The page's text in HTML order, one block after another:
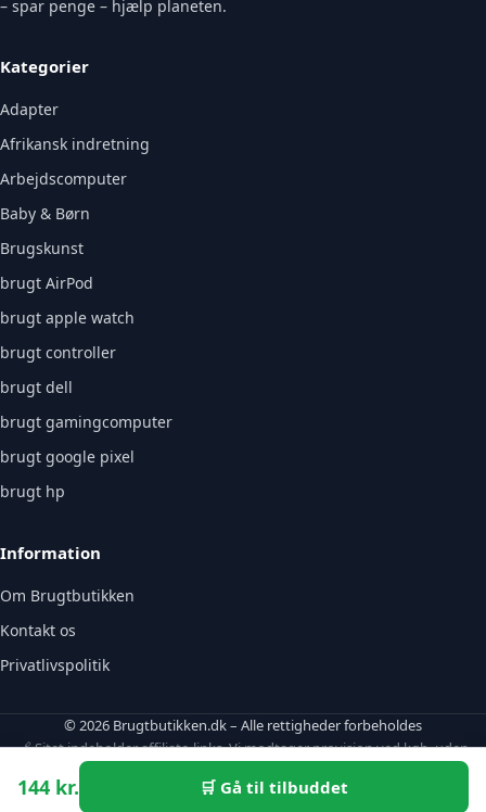
144 kr. 🛒 Gå til tilbuddet
– spar penge – hjælp planeten.
Kategorier
Adapter
Afrikansk indretning
Arbejdscomputer
Baby & Børn
Brugskunst
brugt AirPod
brugt apple watch
brugt controller
brugt dell
brugt gamingcomputer
brugt google pixel
brugt hp
Information
Om Brugtbutikken
Kontakt os
Privatlivspolitik
© 2026 Brugtbutikken.dk – Alle rettigheder forbeholdes
🔗 Sitet indeholder affiliate-links. Vi modtager provision ved køb, uden